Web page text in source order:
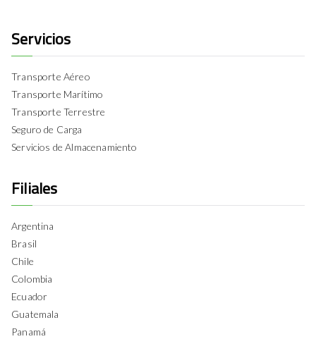
Servicios
Transporte Aéreo
Transporte Marítimo
Transporte Terrestre
Seguro de Carga
Servicios de Almacenamiento
Filiales
Argentina
Brasil
Chile
Colombia
Ecuador
Guatemala
Panamá